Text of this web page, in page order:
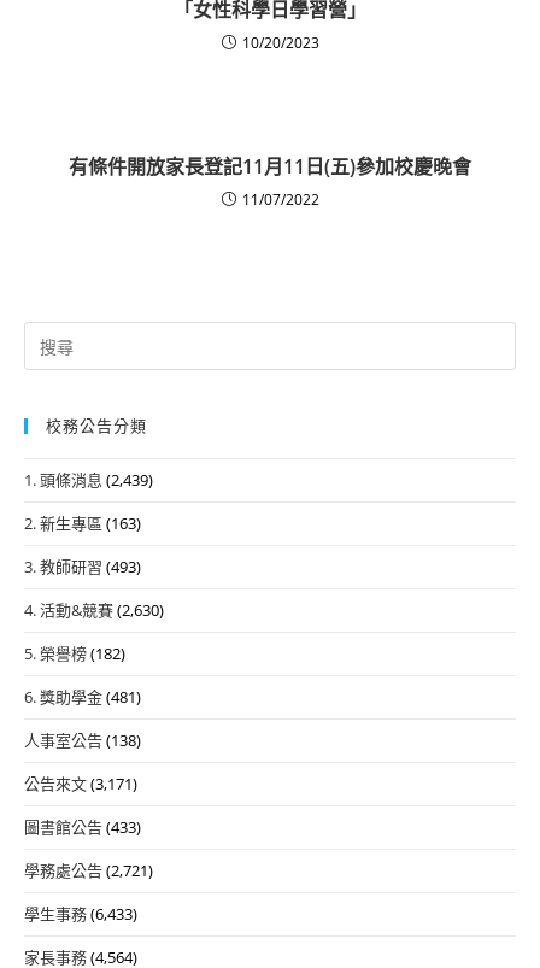
「女性科學日學習營」
10/20/2023
有條件開放家長登記11月11日(五)參加校慶晚會
11/07/2022
Search
for:
校務公告分類
1. 頭條消息 (2,439)
2. 新生專區 (163)
3. 教師研習 (493)
4. 活動&競賽(2,630)
5. 榮譽榜(182)
6. 獎助學金(481)
人事室公告(138)
公告來文(3,171)
圖書館公告(433)
學務處公告(2,721)
學生事務(6,433)
家長事務(4,564)